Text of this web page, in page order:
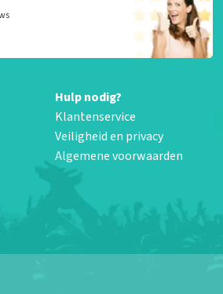
Hulp nodig?
Klantenservice
Veiligheid en privacy
Algemene voorwaarden